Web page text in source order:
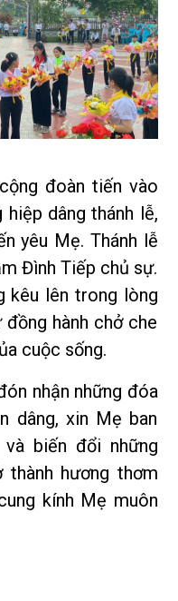
đoàn tiến vào
dâng thánh lễ,
yêu Mẹ. Thánh lễ
Đình Tiếp chủ sự.
kêu lên trong lòng
hành chở che
cuộc sống.
nhận những đóa
dâng, xin Mẹ ban
biến đổi những
hương thơm
kính Mẹ muôn